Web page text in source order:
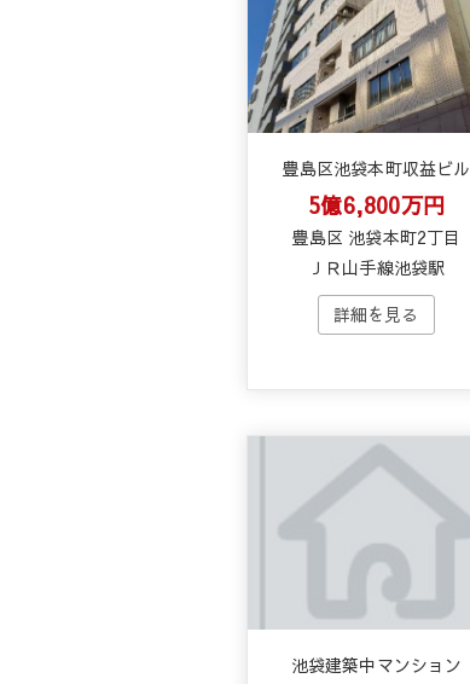
豊島区池袋本町収益ビル
5億6,800万円
豊島区 池袋本町2丁目
ＪＲ山手線池袋駅
池袋建築中マンション